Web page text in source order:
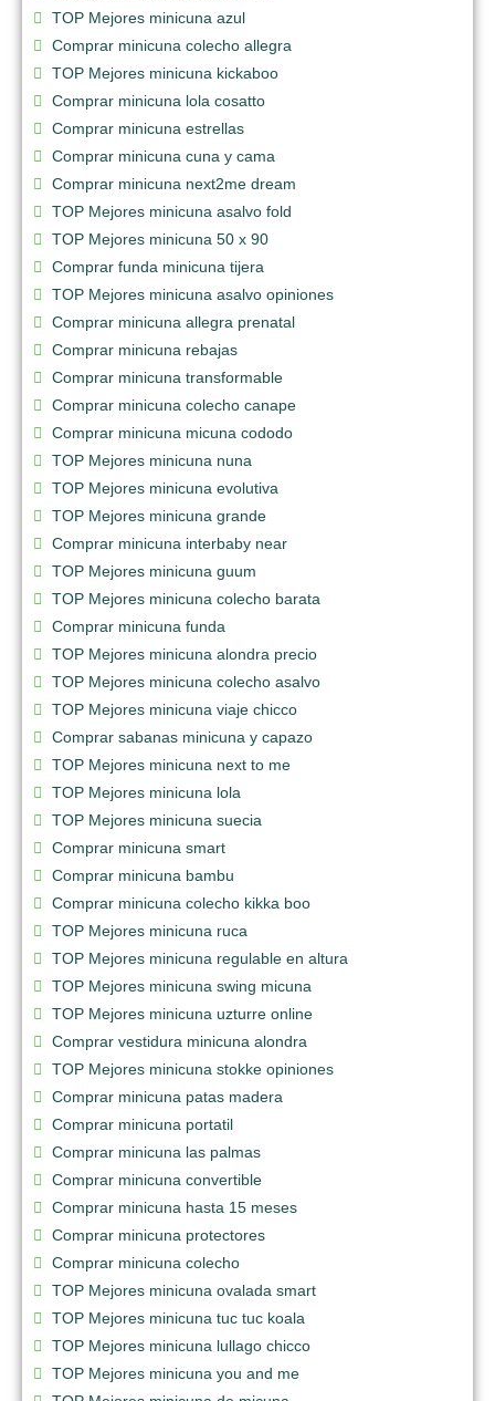
TOP Mejores minicuna azul
Comprar minicuna colecho allegra
TOP Mejores minicuna kickaboo
Comprar minicuna lola cosatto
Comprar minicuna estrellas
Comprar minicuna cuna y cama
Comprar minicuna next2me dream
TOP Mejores minicuna asalvo fold
TOP Mejores minicuna 50 x 90
Comprar funda minicuna tijera
TOP Mejores minicuna asalvo opiniones
Comprar minicuna allegra prenatal
Comprar minicuna rebajas
Comprar minicuna transformable
Comprar minicuna colecho canape
Comprar minicuna micuna cododo
TOP Mejores minicuna nuna
TOP Mejores minicuna evolutiva
TOP Mejores minicuna grande
Comprar minicuna interbaby near
TOP Mejores minicuna guum
TOP Mejores minicuna colecho barata
Comprar minicuna funda
TOP Mejores minicuna alondra precio
TOP Mejores minicuna colecho asalvo
TOP Mejores minicuna viaje chicco
Comprar sabanas minicuna y capazo
TOP Mejores minicuna next to me
TOP Mejores minicuna lola
TOP Mejores minicuna suecia
Comprar minicuna smart
Comprar minicuna bambu
Comprar minicuna colecho kikka boo
TOP Mejores minicuna ruca
TOP Mejores minicuna regulable en altura
TOP Mejores minicuna swing micuna
TOP Mejores minicuna uzturre online
Comprar vestidura minicuna alondra
TOP Mejores minicuna stokke opiniones
Comprar minicuna patas madera
Comprar minicuna portatil
Comprar minicuna las palmas
Comprar minicuna convertible
Comprar minicuna hasta 15 meses
Comprar minicuna protectores
Comprar minicuna colecho
TOP Mejores minicuna ovalada smart
TOP Mejores minicuna tuc tuc koala
TOP Mejores minicuna lullago chicco
TOP Mejores minicuna you and me